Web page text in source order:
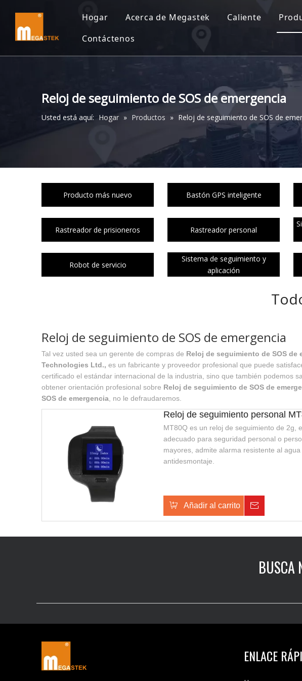
Hogar Acerca de Megastek Caliente
Contáctenos
Reloj de seguimiento de SOS de emergencia
Usted está aquí: Hogar » Productos » Reloj de seguimiento de SOS de
Producto más nuevo Bastón GPS inteligente
Rastreador de prisioneros Rastreador personal
Robot de servicio
Sistema de seguimiento y
aplicación
Reloj de seguimiento de SOS de emergencia
Tal vez usted sea un gerente de compras de Reloj de seguimiento de SOS de
Technologies Ltd., es un fabricante y proveedor profesional que puede
certificado el estándar internacional de la industria, sino que también podemos
obtener orientación profesional sobre Reloj de seguimiento de SOS de
SOS de emergencia , no le defraudaremos.
Reloj de seguimiento personal
MT80Q es un reloj de seguimiento de 2g,
adecuado para seguridad personal o
mayores, admite alarma resistente al agua
antidesmontaje.
Añadir al carrito
BUSCA
ENLACE